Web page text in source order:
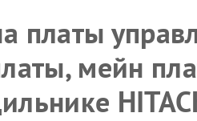
платы
мейн